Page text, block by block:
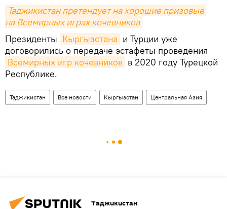
Таджикистан претендует на хорошие призовые
на Всемирных играх кочевников
Президенты Кыргызстана и Турции уже
договорились о передаче эстафеты проведения
Всемирных игр кочевников в 2020 году Турецкой
Республике.
Таджикистан Все новости Кыргызстан Центральная Азия
Таджикистан